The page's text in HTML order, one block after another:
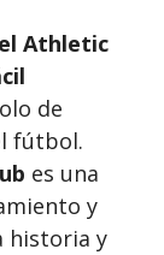
Athletic
de
fútbol.
es una
y
historia y